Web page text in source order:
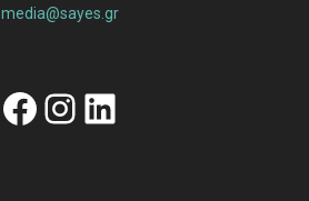
media@sayes.gr
Facebook
Instagram
Linkedin